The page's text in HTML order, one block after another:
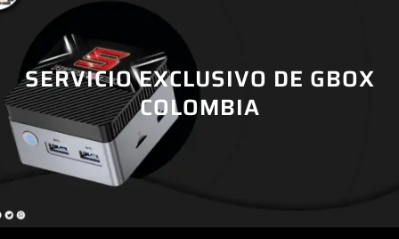
SERVICIO EXCLUSIVO DE GBOX
COLOMBIA